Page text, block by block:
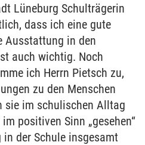
Lüneburg Schulträgerin
dass ich eine gute
Ausstattung in den
auch wichtig. Noch
ich Herrn Pietsch zu,
zu den Menschen
sie im schulischen Alltag
positiven Sinn „gesehen“
in der Schule insgesamt